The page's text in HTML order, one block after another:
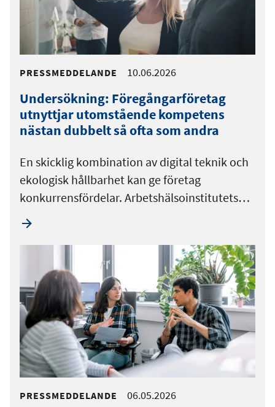
PRESSMEDDELANDE 10.06.2026
Undersökning: Föregångarföretag
utnyttjar utomstående kompetens
nästan dubbelt så ofta som andra
En skicklig kombination av digital teknik och
ekologisk hållbarhet kan ge företag
konkurrensfördelar. Arbetshälsoinstitutets…
PRESSMEDDELANDE 06.05.2026